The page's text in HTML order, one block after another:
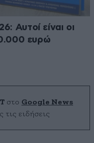
Αυτοί είναι οι
ευρώ
στο Google News
ειδήσεις